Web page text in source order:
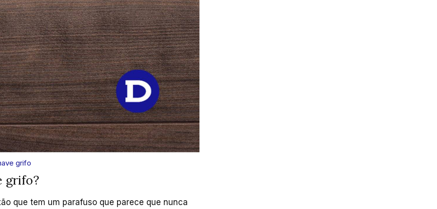
grifo
grifo?
que tem um parafuso que parece que nunca